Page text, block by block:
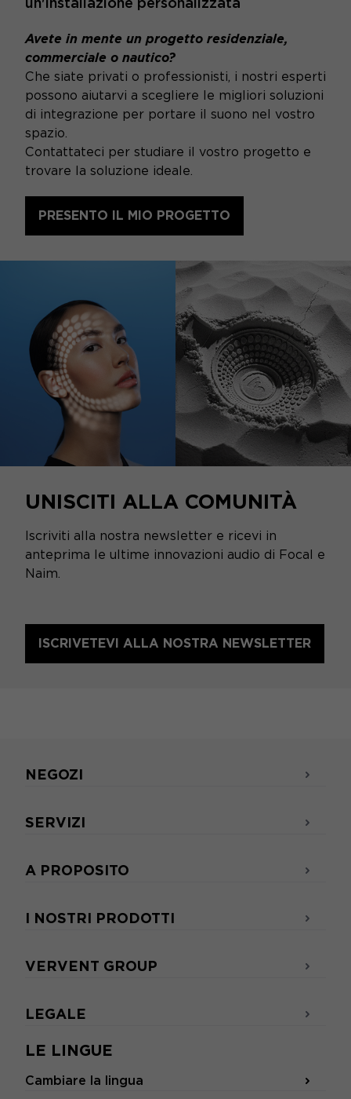
Avete in mente un progetto residenziale,
commerciale o nautico?
Che siate privati o professionisti, i nostri esperti
possono aiutarvi a scegliere le migliori soluzioni
di integrazione per portare il suono nel vostro
spazio.
Contattateci per studiare il vostro progetto e
trovare la soluzione ideale.
PRESENTO IL MIO PROGETTO
UNISCITI ALLA COMUNITÀ
Iscriviti alla nostra newsletter e ricevi in
anteprima le ultime innovazioni audio di Focal e
Naim.
ISCRIVETEVI ALLA NOSTRA NEWSLETTER
LE LINGUE
Cambiare la lingua
NEGOZI
SERVIZI
A PROPOSITO
I NOSTRI PRODOTTI
VERVENT GROUP
LEGALE